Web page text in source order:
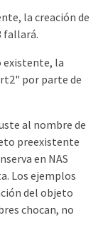
la creación de
fallará.
la
por parte de
al nombre de
preexistente
en NAS
Los ejemplos
del objeto
chocan, no